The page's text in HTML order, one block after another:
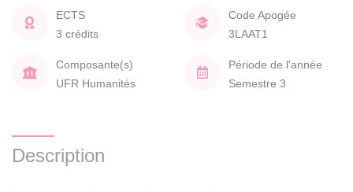
ECTS
3 crédits
Code Apogée
3LAAT1
Composante(s)
UFR Humanités
Période de l'année
Semestre 3
Description